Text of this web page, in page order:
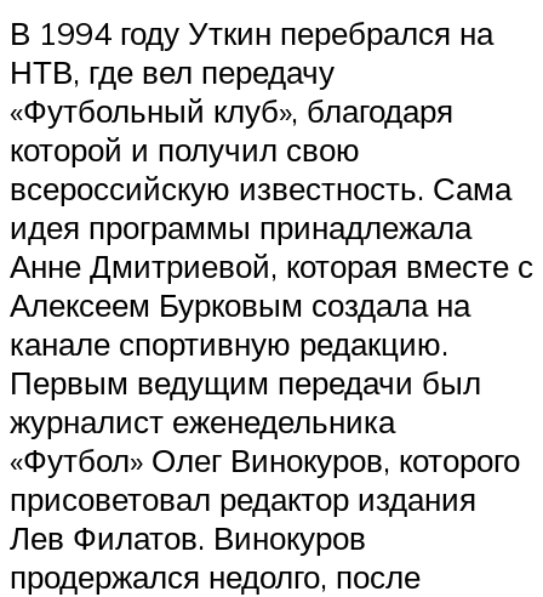
В 1994 году Уткин перебрался на
НТВ, где вел передачу
«Футбольный клуб», благодаря
которой и получил свою
всероссийскую известность. Сама
идея программы принадлежала
Анне Дмитриевой, которая вместе с
Алексеем Бурковым создала на
канале спортивную редакцию.
Первым ведущим передачи был
журналист еженедельника
«Футбол» Олег Винокуров, которого
присоветовал редактор издания
Лев Филатов. Винокуров
продержался недолго, после